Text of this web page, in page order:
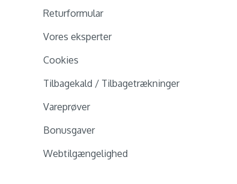
Returformular
Vores eksperter
Cookies
Tilbagekald / Tilbagetrækninger
Vareprøver
Bonusgaver
Webtilgængelighed